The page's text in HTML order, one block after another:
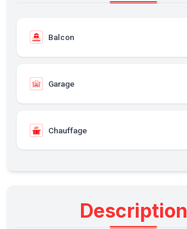
Balcon
Garage
Chauffage
Description